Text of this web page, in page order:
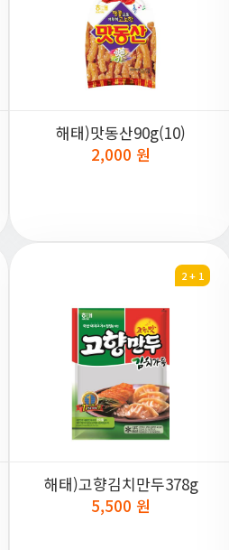
해태)맛동산90g(10)
2,000 원
2 + 1
해태)고향김치만두378g
5,500 원